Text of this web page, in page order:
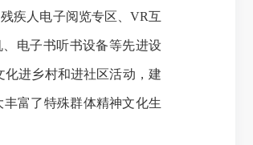
疾人电子阅览专区、 VR互
电子书听书设备等先进设
化进乡村和进社区活动，建
丰富了特殊群体精神文化生